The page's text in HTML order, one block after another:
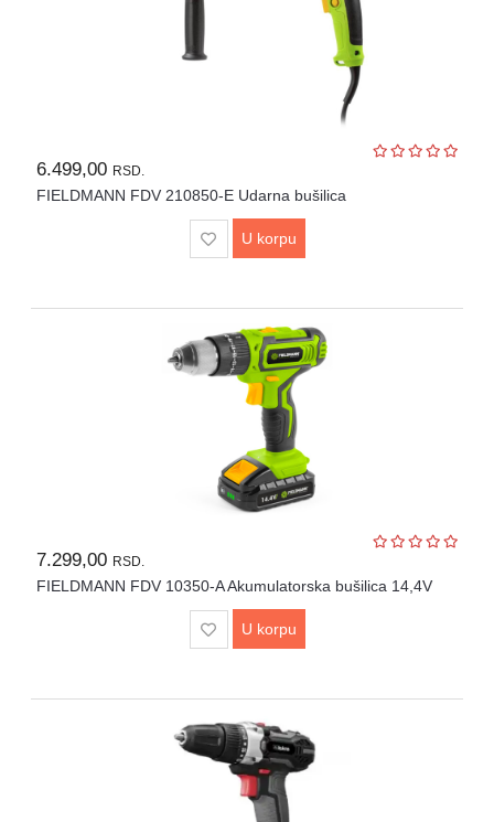
6.499,00 RSD.
FIELDMANN FDV 210850-E Udarna bušilica
U korpu
7.299,00 RSD.
FIELDMANN FDV 10350-A Akumulatorska bušilica 14,4V
U korpu